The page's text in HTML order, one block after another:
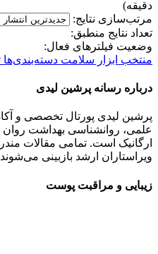
دقیقه)
مرتب‌سازی نتایج:
تعداد نتایج منطبق:
وضعیت فیلترهای فعال:
منتخب ابزار سلامت دسته‌بندی‌ها
درباره رسانه پرشین لیدی
پرشین لیدی پورتال تخصصی و
علمی، روانشناسی بهداشت روان
ارگانیک است. تمامی مقالات
ویراستاران ارشد بازبینی
زیبایی و مراقبت پوست